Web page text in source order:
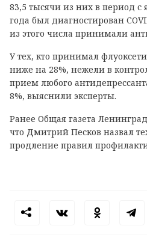
83,5 тысячи из них в период с
года был диагностирован
из этого числа принимали
У тех, кто принимал
ниже на 28%, нежели в
прием любого
8%, выяснили эксперты.
Ранее Общая газета
что Дмитрий Песков назвал
продление правил